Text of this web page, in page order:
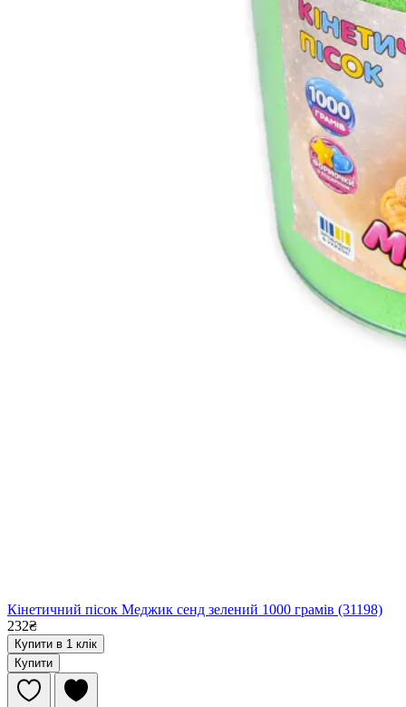
Кінетичний пісок Меджик сенд зелений 1000 грамів (31198)
232₴
Купити в 1 клік
Купити